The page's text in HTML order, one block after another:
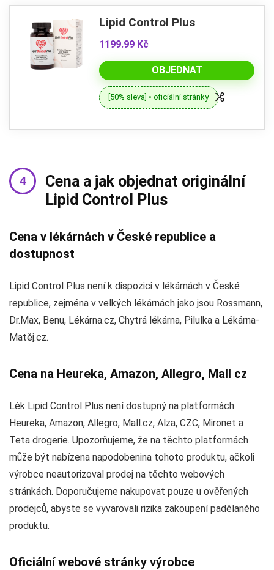
Lipid Control Plus
1199.99 Kč
OBJEDNAT
[50% sleva] • oficiální stránky
Cena a jak objednat originální
Lipid Control Plus
Cena v lékárnách v České republice a
dostupnost
Lipid Control Plus není k dispozici v lékárnách v České
republice, zejména v velkých lékárnách jako jsou Rossmann,
Dr.Max, Benu, Lékárna.cz, Chytrá lékárna, Pilulka a Lékárna-
Matěj.cz.
Cena na Heureka, Amazon, Allegro, Mall cz
Lék Lipid Control Plus není dostupný na platformách
Heureka, Amazon, Allegro, Mall.cz, Alza, CZC, Mironet a
Teta drogerie. Upozorňujeme, že na těchto platformách
může být nabízena napodobenina tohoto produktu, ačkoli
výrobce neautorizoval prodej na těchto webových
stránkách. Doporučujeme nakupovat pouze u ověřených
prodejců, abyste se vyvarovali rizika zakoupení padělaného
produktu.
Oficiální webové stránky výrobce